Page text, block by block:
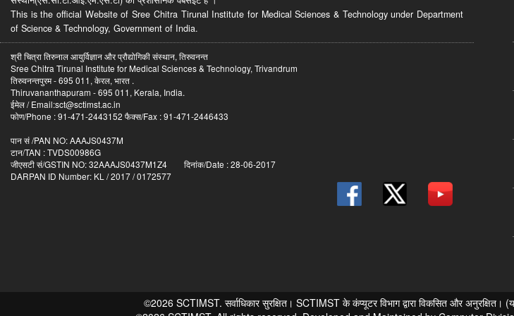
This is the official Website of Sree Chitra Tirunal Institute for Medical Sciences & Technology under Department
of Science & Technology, Government of India.
श्री चित्रा तिरुनाल आयुर्विज्ञान और प्रौद्योगिकी संस्थान, तिरुवनन्त
Sree Chitra Tirunal Institute for Medical Sciences & Technology, Trivandrum
तिरुवनन्तपुरम - 695 011, केरल, भारत .
Thiruvananthapuram - 695 011, Kerala, India.
ईमेल / Email:sct@sctimst.ac.in
फोण/Phone : 91-471-2443152 फैक्स/Fax : 91-471-2446433
पान सं /PAN NO: AAAJS0437M
टान/TAN : TVDS00986G
जीएसटी सं/GSTIN NO: 32AAAJS0437M1Z4 दिनांक/Date : 28-06-2017
DARPAN ID Number: KL / 2017 / 0172577
©2026 SCTIMST. सर्वाधिकार सुरक्षित। SCTIMST के कंप्यूटर विभाग द्वारा विकसित और